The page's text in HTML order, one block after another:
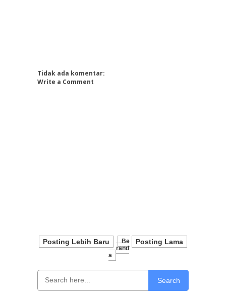
Tidak ada komentar:
Write a Comment
Posting Lebih Baru Posting Lama
Be
Rand
A
Search